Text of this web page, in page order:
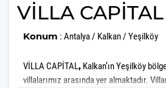
VİLLA CAPİTAL
Konum : Antalya / Kalkan / Yeşilköy
VİLLA CAPİTAL, Kalkan’ın Yeşilköy
villalarımız arasında yer almaktadır.